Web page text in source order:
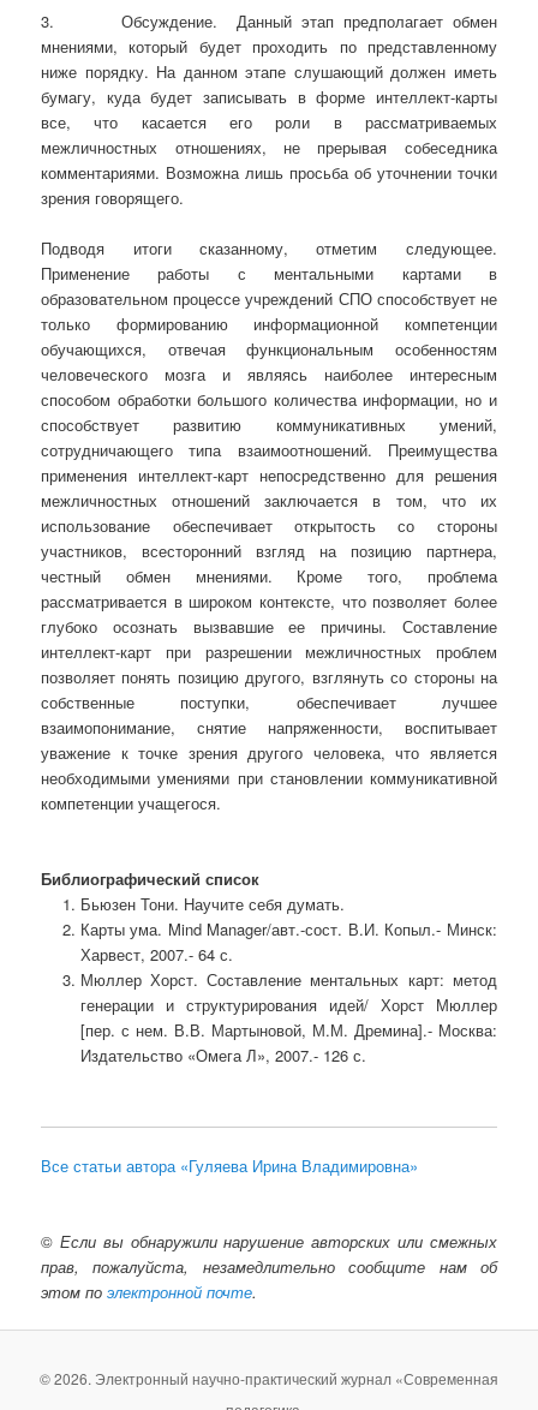
3. Обсуждение. Данный этап предполагает обмен
мнениями, который будет проходить по представленному
ниже порядку. На данном этапе слушающий должен иметь
бумагу, куда будет записывать в форме интеллект-карты
все, что касается его роли в рассматриваемых
межличностных отношениях, не прерывая собеседника
комментариями. Возможна лишь просьба об уточнении точки
зрения говорящего.
Подводя итоги сказанному, отметим следующее.
Применение работы с ментальными картами в
образовательном процессе учреждений СПО способствует не
только формированию информационной компетенции
обучающихся, отвечая функциональным особенностям
человеческого мозга и являясь наиболее интересным
способом обработки большого количества информации, но и
способствует развитию коммуникативных умений,
сотрудничающего типа взаимоотношений. Преимущества
применения интеллект-карт непосредственно для решения
межличностных отношений заключается в том, что их
использование обеспечивает открытость со стороны
участников, всесторонний взгляд на позицию партнера,
честный обмен мнениями. Кроме того, проблема
рассматривается в широком контексте, что позволяет более
глубоко осознать вызвавшие ее причины. Составление
интеллект-карт при разрешении межличностных проблем
позволяет понять позицию другого, взглянуть со стороны на
собственные поступки, обеспечивает лучшее
взаимопонимание, снятие напряженности, воспитывает
уважение к точке зрения другого человека, что является
необходимыми умениями при становлении коммуникативной
компетенции учащегося.
Библиографический список
Бьюзен Тони. Научите себя думать.
Карты ума. Mind Manager/авт.-сост. В.И. Копыл.- Минск:
Харвест, 2007.- 64 с.
Мюллер Хорст. Составление ментальных карт: метод
генерации и структурирования идей/ Хорст Мюллер
[пер. с нем. В.В. Мартыновой, М.М. Дремина].- Москва:
Издательство «Омега Л», 2007.- 126 с.
Все статьи автора «Гуляева Ирина Владимировна»
© Если вы обнаружили нарушение авторских или смежных
прав, пожалуйста, незамедлительно сообщите нам об
этом поэлектронной почте.
© 2026. Электронный научно-практический журнал «Современная